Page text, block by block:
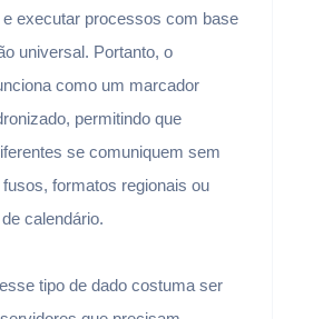
executar processos com base
universal. Portanto, o
como um marcador
permitindo que
se comuniquem sem
formatos regionais ou
calendário.
tipo de dado costuma ser